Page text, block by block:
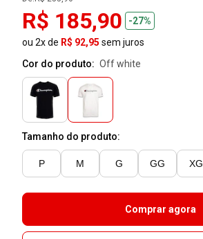
R$ 185,90
-27%
ou 2x de R$ 92,95 sem juros
Cor do produto:
off white
Tamanho do produto:
P M G GG XG
Comprar agora